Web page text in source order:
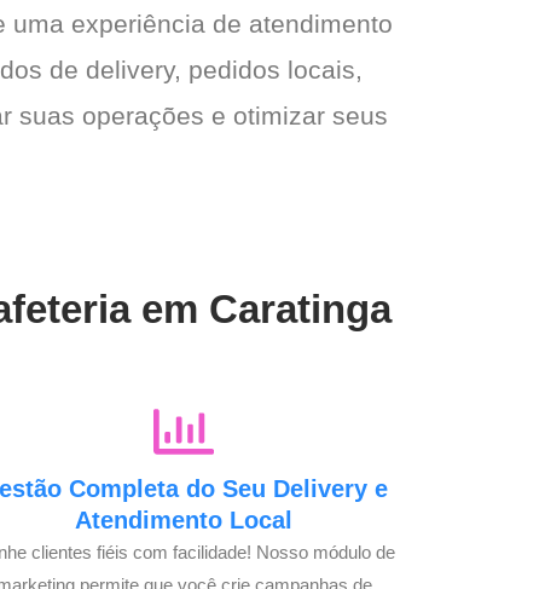
experiência de atendimento
de delivery, pedidos locais,
suas operações e otimizar seus
em Caratinga
Completa do Seu Delivery e
Atendimento Local
clientes fiéis com facilidade! Nosso módulo de
permite que você crie campanhas de